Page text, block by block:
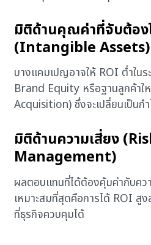
มิติด้านคุณค่าที่จับต้อง
(Intangible Assets)
บางแคมเปญอาจให้ ROI ต่ำใน
Brand Equity หรือฐานลูกค้า
Acquisition) ซึ่งจะเปลี่ยนเป็นก
มิติด้านความเสี่ยง
Management)
ผลตอบแทนที่ได้ต้องคุ้มค่ากับคว
เหมาะสมที่สุดคือการได้ ROI สู
ที่ธุรกิจควบคุมได้